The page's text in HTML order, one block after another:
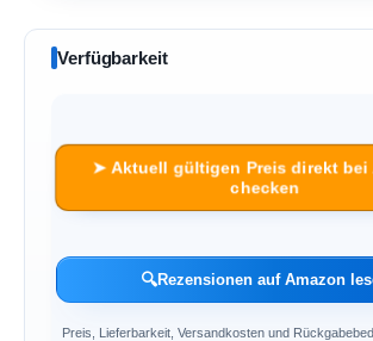
Verfügbarkeit
➤ Aktuell gültigen Preis direkt bei
checken
🔍Rezensionen auf Amazon
Preis, Lieferbarkeit, Versandkosten und